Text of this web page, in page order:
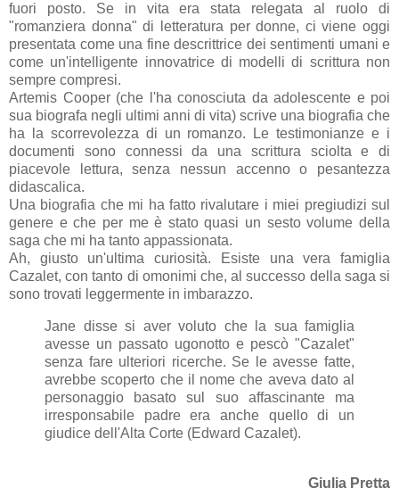
fuori posto. Se in vita era stata relegata al ruolo di
"romanziera donna" di letteratura per donne, ci viene oggi
presentata come una fine descrittrice dei sentimenti umani e
come un'intelligente innovatrice di modelli di scrittura non
sempre compresi.
Artemis Cooper (che l'ha conosciuta da adolescente e poi
sua biografa negli ultimi anni di vita) scrive una biografia che
ha la scorrevolezza di un romanzo. Le testimonianze e i
documenti sono connessi da una scrittura sciolta e di
piacevole lettura, senza nessun accenno o pesantezza
didascalica.
Una biografia che mi ha fatto rivalutare i miei pregiudizi sul
genere e che per me è stato quasi un sesto volume della
saga che mi ha tanto appassionata.
Ah, giusto un'ultima curiosità. Esiste una vera famiglia
Cazalet, con tanto di omonimi che, al successo della saga si
sono trovati leggermente in imbarazzo.
Jane disse si aver voluto che la sua famiglia
avesse un passato ugonotto e pescò "Cazalet"
senza fare ulteriori ricerche. Se le avesse fatte,
avrebbe scoperto che il nome che aveva dato al
personaggio basato sul suo affascinante ma
irresponsabile padre era anche quello di un
giudice dell'Alta Corte (Edward Cazalet).
Giulia Pretta